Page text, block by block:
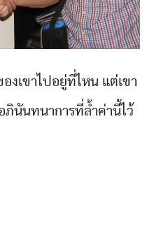
งเขาไปอยู่ที่ไหน แต่เขา
ภินันทนาการที่ล้ำค่านี้ไว้